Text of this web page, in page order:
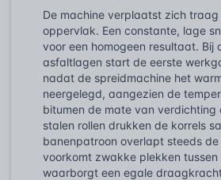
De machine verplaatst zich
oppervlak. Een constante, lage
voor een homogeen resultaat. Bij
asfaltlagen start de eerste
nadat de spreidmachine het
neergelegd, aangezien de
bitumen de mate van verdichting
stalen rollen drukken de korrels
banenpatroon overlapt steeds
voorkomt zwakke plekken tussen
waarborgt een egale